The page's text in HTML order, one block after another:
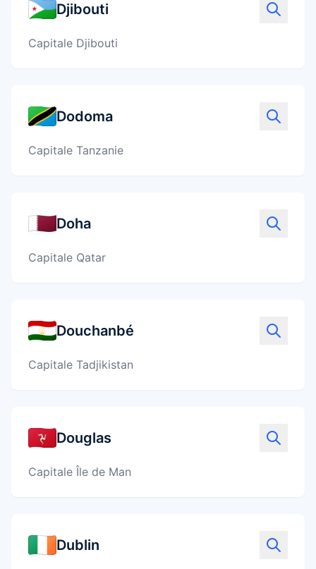
Djibouti
Capitale Djibouti
Dodoma
Capitale Tanzanie
Doha
Capitale Qatar
Douchanbé
Capitale Tadjikistan
Douglas
Capitale Île de Man
Dublin